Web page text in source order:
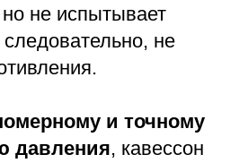
не испытывает
не
и точному
давления, кавессон